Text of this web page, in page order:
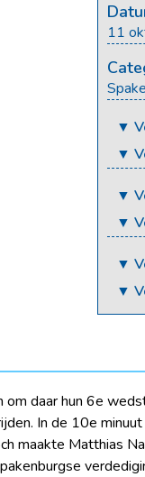
11
▼
▼
▼
▼
▼
▼
daar hun 6e
In de 10e
maakte Matthias